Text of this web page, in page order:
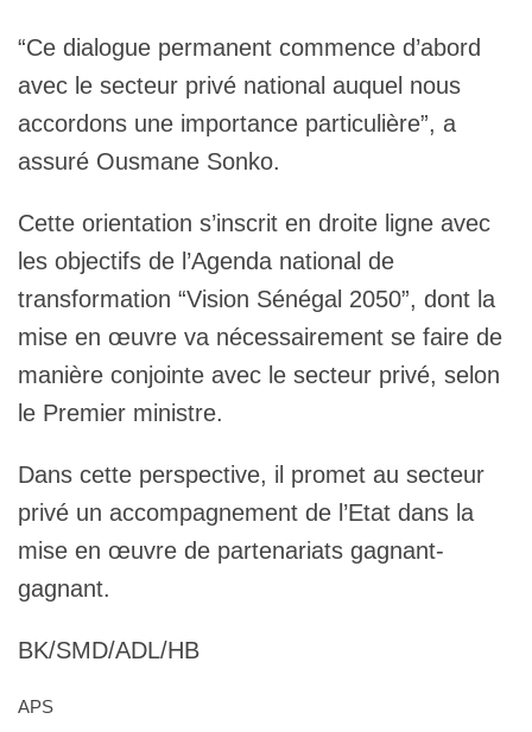
“Ce dialogue permanent commence d’abord
avec le secteur privé national auquel nous
accordons une importance particulière”, a
assuré Ousmane Sonko.
Cette orientation s’inscrit en droite ligne avec
les objectifs de l’Agenda national de
transformation “Vision Sénégal 2050”, dont la
mise en œuvre va nécessairement se faire de
manière conjointe avec le secteur privé, selon
le Premier ministre.
Dans cette perspective, il promet au secteur
privé un accompagnement de l’Etat dans la
mise en œuvre de partenariats gagnant-
gagnant.
BK/SMD/ADL/HB
APS